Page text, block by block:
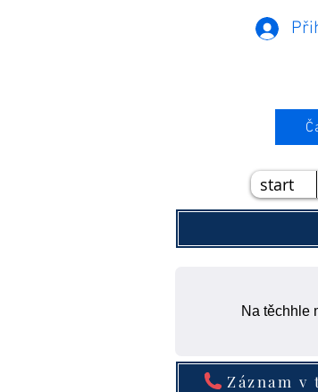
start
Na těchhle
Záznam v